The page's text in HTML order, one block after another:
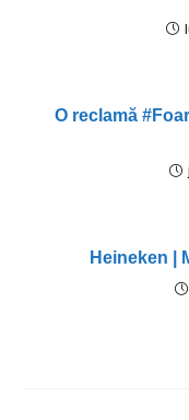
O reclamă
Heineken |